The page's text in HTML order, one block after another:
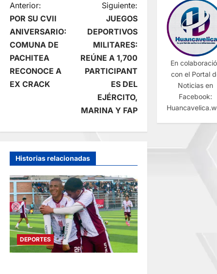
N
a
v
e
i
ó
n
d
e
Anterior:
POR SU CVII
ANIVERSARIO:
COMUNA DE
PACHITEA
RECONOCE A
EX CRACK
Siguiente:
JUEGOS
DEPORTIVOS
MILITARES:
REÚNE A 1,700
PARTICIPANT
ES DEL
EJÉRCITO,
MARINA Y FAP
Historias relacionadas
DEPORTES
En
con el Portal
Noticias en
Facebook: